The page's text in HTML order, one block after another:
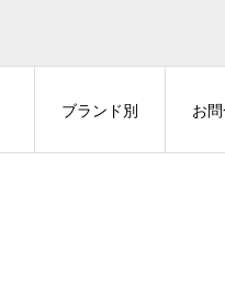
ブランド別 お